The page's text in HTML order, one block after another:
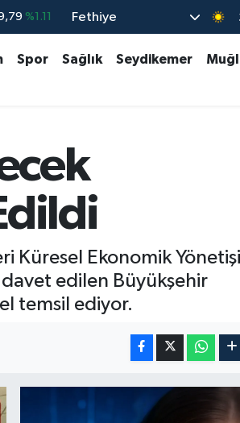
%0.18
%1.11
Fethiye
Spor Sağlık Seydikemer
Küresel Ekonomik
edilen Büyükşehir
temsil ediyor.